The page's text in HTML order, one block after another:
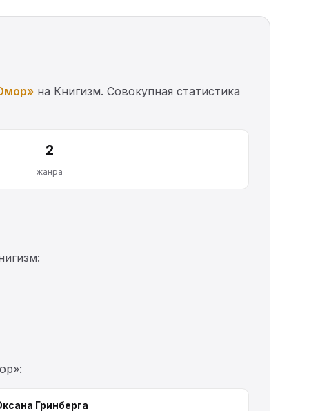
на Книгизм. Совокупная статистика
2
жанра
Гринберга